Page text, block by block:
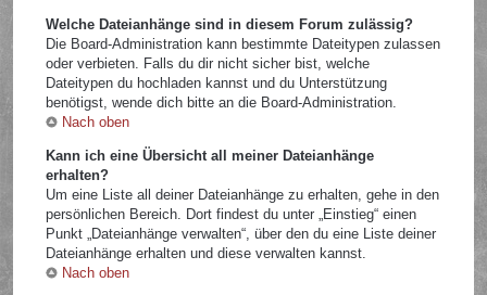
Welche Dateianhänge sind in diesem Forum zulässig?
Die Board-Administration kann bestimmte Dateitypen zulassen
oder verbieten. Falls du dir nicht sicher bist, welche
Dateitypen du hochladen kannst und du Unterstützung
benötigst, wende dich bitte an die Board-Administration.
Nach oben
Kann ich eine Übersicht all meiner Dateianhänge
erhalten?
Um eine Liste all deiner Dateianhänge zu erhalten, gehe in den
persönlichen Bereich. Dort findest du unter „Einstieg“ einen
Punkt „Dateianhänge verwalten“, über den du eine Liste deiner
Dateianhänge erhalten und diese verwalten kannst.
Nach oben